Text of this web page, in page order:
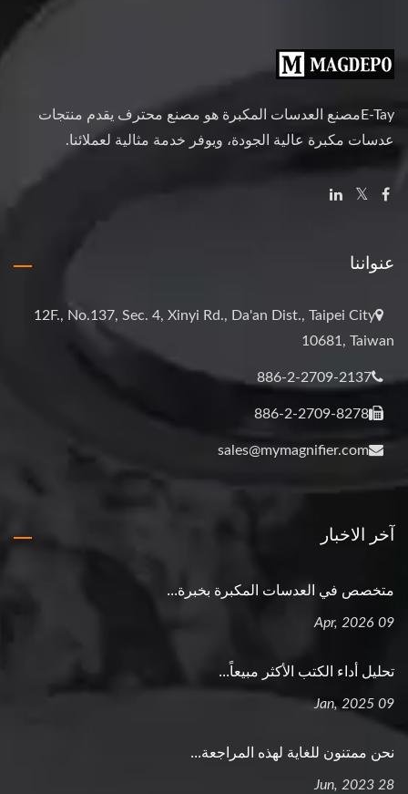
E-Tayمصنع العدسات المكبرة هو مصنع محترف يقدم منتجات
عدسات مكبرة عالية الجودة، ويوفر خدمة مثالية لعملائنا.
عنواننا
12F., No.137, Sec. 4, Xinyi Rd., Da'an Dist., Taipei City
10681, Taiwan
886-2-2709-2137
886-2-2709-8278
sales@mymagnifier.com
آخر الاخبار
متخصص في العدسات المكبرة بخبرة...
09 Apr, 2026
تحليل أداء الكتب الأكثر مبيعاً...
09 Jan, 2025
نحن ممتنون للغاية لهذه المراجعة...
28 Jun, 2023